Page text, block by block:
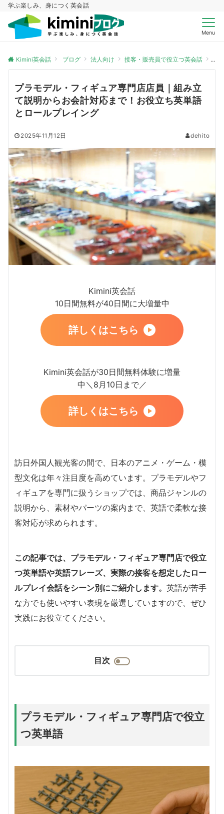
学ぶ楽しみ、身につく英会話
Menu
Kimini英会話 ブログ 法人向け 接客・販売員で役立つ英会話 プ
プラモデル・フィギュア専門店店員｜組み立
て説明からお会計対応まで！お役立ち英単語
とロールプレイング
2025年11月12日 dehito
Kimini英会話
10日間無料が40日間に大増量中
詳しくはこちら
Kimini英会話が30日間無料体験に増量
中＼8月10日まで／
詳しくはこちら
訪日外国人観光客の間で、日本のアニメ・ゲーム・模
型文化は年々注目度を高めています。プラモデルやフ
ィギュアを専門に扱うショップでは、商品ジャンルの
説明から、素材やパーツの案内まで、英語で柔軟な接
客対応が求められます。
この記事では、プラモデル・フィギュア専門店で役立
つ英単語や英語フレーズ、実際の接客を想定したロー
ルプレイ会話をシーン別にご紹介します。 英語が苦手
な方でも使いやすい表現を厳選していますので、ぜひ
実践にお役立てください。
目次
プラモデル・フィギュア専門店で役立
つ英単語